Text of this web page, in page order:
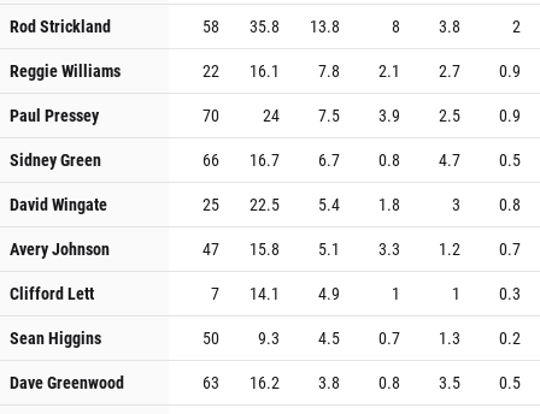
Rod Strickland
58 35.8 13.8 8 3.8
2
Reggie Williams
22 16.1 7.8 2.1 2.7
0.9
Paul Pressey
70 24 7.5 3.9 2.5
0.9
Sidney Green
66 16.7 6.7 0.8 4.7
0.5
David Wingate
25 22.5 5.4 1.8 3
0.8
Avery Johnson
47 15.8 5.1 3.3 1.2
0.7
Clifford Lett
7 14.1 4.9 1 1
0.3
Sean Higgins
50 9.3 4.5 0.7 1.3
0.2
Dave Greenwood
63 16.2 3.8 0.8 3.5
0.5